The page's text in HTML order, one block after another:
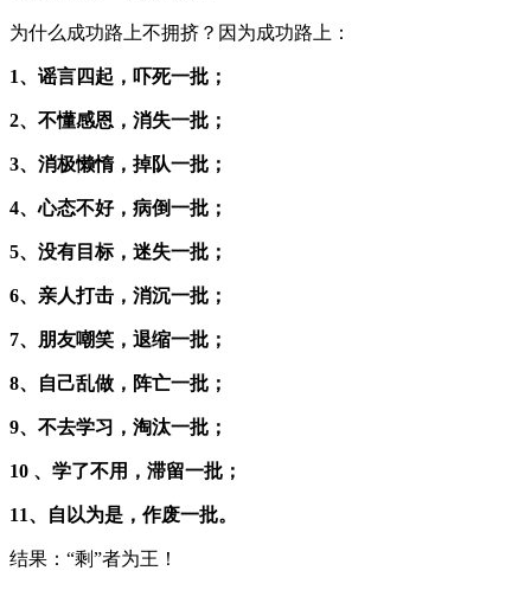
为什么成功路上不拥挤？因为成功路上：
1、谣言四起，吓死一批；
2、不懂感恩，消失一批；
3、消极懒惰，掉队一批；
4、心态不好，病倒一批；
5、没有目标，迷失一批；
6、亲人打击，消沉一批；
7、朋友嘲笑，退缩一批；
8、自己乱做，阵亡一批；
9、不去学习，淘汰一批；
10 、学了不用，滞留一批；
11、自以为是，作废一批。
结果：“剩”者为王！